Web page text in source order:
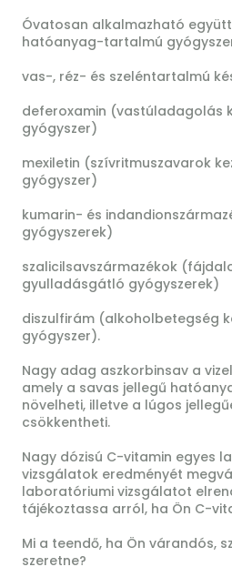
Óvatosan alkalmazható
hatóanyag-tartalmú
vas-, réz- és szeléntartalmú
deferoxamin (vastúladagolás
gyógyszer)
mexiletin (szívritmuszavarok
gyógyszer)
kumarin- és
gyógyszerek)
szalicilsavszármazékok
gyulladásgátló gyógyszerek)
diszulfirám (alkoholbetegség
gyógyszer).
Nagy adag aszkorbinsav a
amely a savas jellegű
növelheti, illetve a lúgos
csökkentheti.
Nagy dózisú C-vitamin egyes
vizsgálatok eredményét
laboratóriumi vizsgálatot
tájékoztassa arról, ha Ön C-
Mi a teendő, ha Ön várandós,
szeretne?